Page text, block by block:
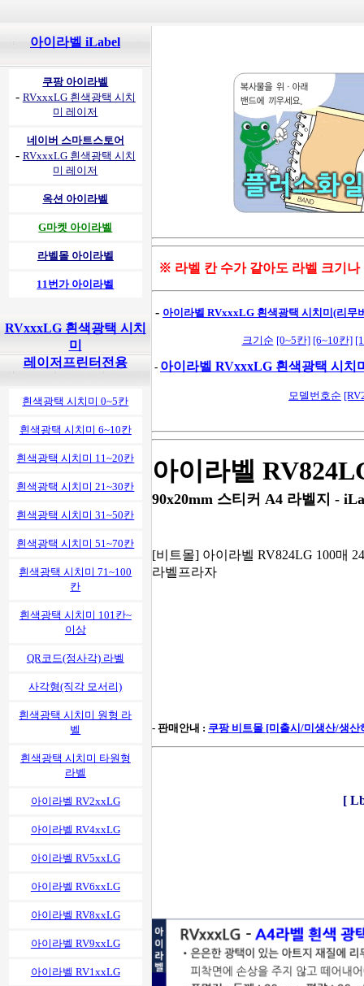
아이라벨 iLabel
쿠팡 아이라벨
- RVxxxLG 흰색광택 시치
미 레이저
네이버 스마트스토어
- RVxxxLG 흰색광택 시치
미 레이저
옥션 아이라벨
G마켓 아이라벨
라벨몰 아이라벨
11번가 아이라벨
RVxxxLG 흰색광택 시치
미
레이저프린터전용
흰색광택 시치미 0~5칸
흰색광택 시치미 6~10칸
흰색광택 시치미 11~20칸
흰색광택 시치미 21~30칸
흰색광택 시치미 31~50칸
흰색광택 시치미 51~70칸
흰색광택 시치미 71~100
칸
흰색광택 시치미 101칸~
이상
QR코드(정사각) 라벨
사각형(직각 모서리)
흰색광택 시치미 원형 라
벨
흰색광택 시치미 타원형
라벨
아이라벨 RV2xxLG
아이라벨 RV4xxLG
아이라벨 RV5xxLG
아이라벨 RV6xxLG
아이라벨 RV8xxLG
아이라벨 RV9xxLG
아이라벨 RV1xxLG
※ 라벨 칸 수가 같아도 라벨 크기나
- 아이라벨 RVxxxLG 흰색광택 시치미(리무
크기순 [0~5칸] [6~10칸]
- 아이라벨 RVxxxLG 흰색광택 시치
모델번호순
아이라벨
90x20mm 스티커 A4 라벨지 -
[비트몰] 아이라벨 RV824LG 100매
라벨프라자
- 판매안내 : 쿠팡 비트몰 [미출시/미생산/생
[